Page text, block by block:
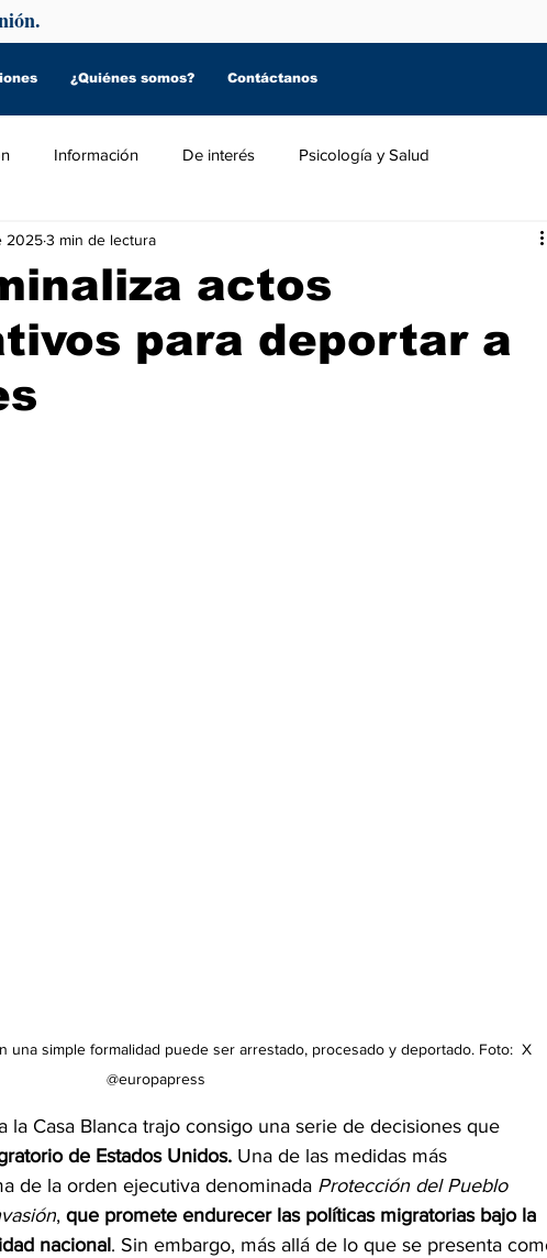
¿Quiénes somos? Contáctanos
Información De interés Psicología y Salud
actos
para deportar a
20253 min de lectura
una simple formalidad puede ser arrestado, procesado y deportado. Foto: X
@europapress
la Casa Blanca trajo consigo una serie de decisiones que
de Estados Unidos. Una de las medidas más
de la orden ejecutiva denominada Protección del Pueblo
, que promete endurecer las políticas migratorias bajo la
nacional. Sin embargo, más allá de lo que se presenta